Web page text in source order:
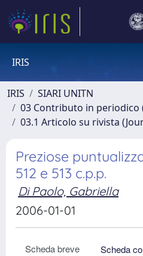
IRIS
IRIS
SIARI UNITN
03 Contributo in periodico
03.1 Articolo su rivista
Preziose
512 e 513 c.p.p.
Di Paolo, Gabriella
2006-01-01
Scheda breve
Scheda